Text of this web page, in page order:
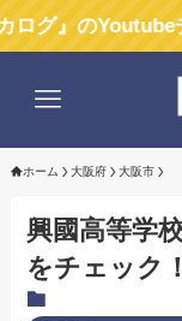
チャンネル
ホーム 大阪府 大阪市
興國高等学
をチェック